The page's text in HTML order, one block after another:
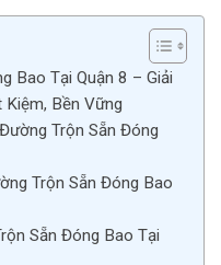
Bao Tại Quận 8 – Giải
Kiệm, Bền Vững
Trộn Sẵn Đóng
Trộn Sẵn Đóng Bao
Sẵn Đóng Bao Tại